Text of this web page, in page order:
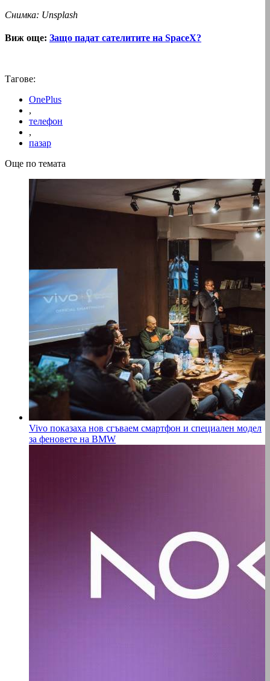
Снимка: Unsplash
Виж още: Защо падат сателитите на SpaceX?
Тагове:
OnePlus
,
телефон
,
пазар
Още по темата
Vivo показаха нов сгъваем смартфон и специален модел
за феновете на BMW